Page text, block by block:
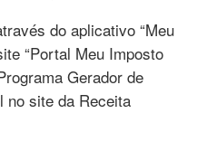
do aplicativo “Meu
“Portal Meu Imposto
Gerador de
no site da Receita